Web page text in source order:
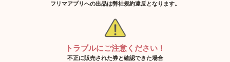
フリマアプリへの出品は弊社規約違反となります。
トラブルにご注意ください！
不正に販売された券と確認できた場合